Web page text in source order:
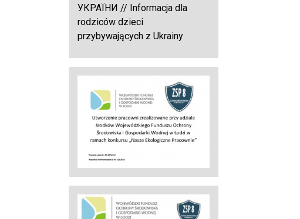
УКРАЇНИ // Informacja dla
rodziców dzieci
przybywających z Ukrainy